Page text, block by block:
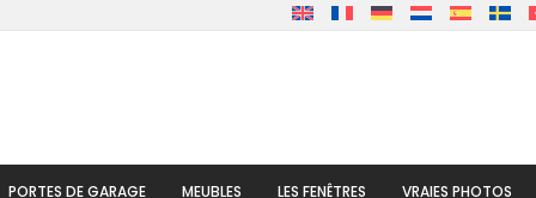
PORTES DE GARAGE MEUBLES LES FENÊTRES VRAIES PHOTOS